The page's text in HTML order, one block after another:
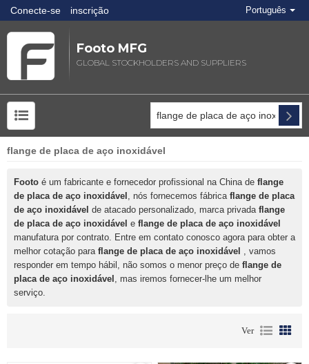
Conecte-se inscrição Português
Footo MFG
GLOBAL STOCKHOLDERS AND SUPPLIERS
flange de placa de aço inoxidável
Footo é um fabricante e fornecedor profissional na China de flange
de placa de aço inoxidável , nós fornecemos fábrica flange de placa
de aço inoxidável de atacado personalizado, marca privada flange
de placa de aço inoxidável e flange de placa de aço inoxidável
manufatura por contrato. Entre em contato conosco agora para obter a
melhor cotação para flange de placa de aço inoxidável , vamos
responder em tempo hábil, não somos o menor preço de flange de
placa de aço inoxidável , mas iremos fornecer-lhe um melhor
serviço.
Ver